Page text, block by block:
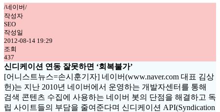
/네이버/
작성자
SEO
작성일
2012-08-14 19:29
조회
437
신디케이션 연동 잘못하면 ‘회복불가’
[어니스트뉴스=손시훈기자] 네이버(www.naver.com 대표 김상
헌)는 지난 2010년 네이버에서 운영하는 개발자센터를 통해
검색 콘텐츠 수집에 사용하는 네이버 봇의 단점을 해결하고 독
립 사이트들의 부담을 줄여준다며 신디케이션 API(Syndication